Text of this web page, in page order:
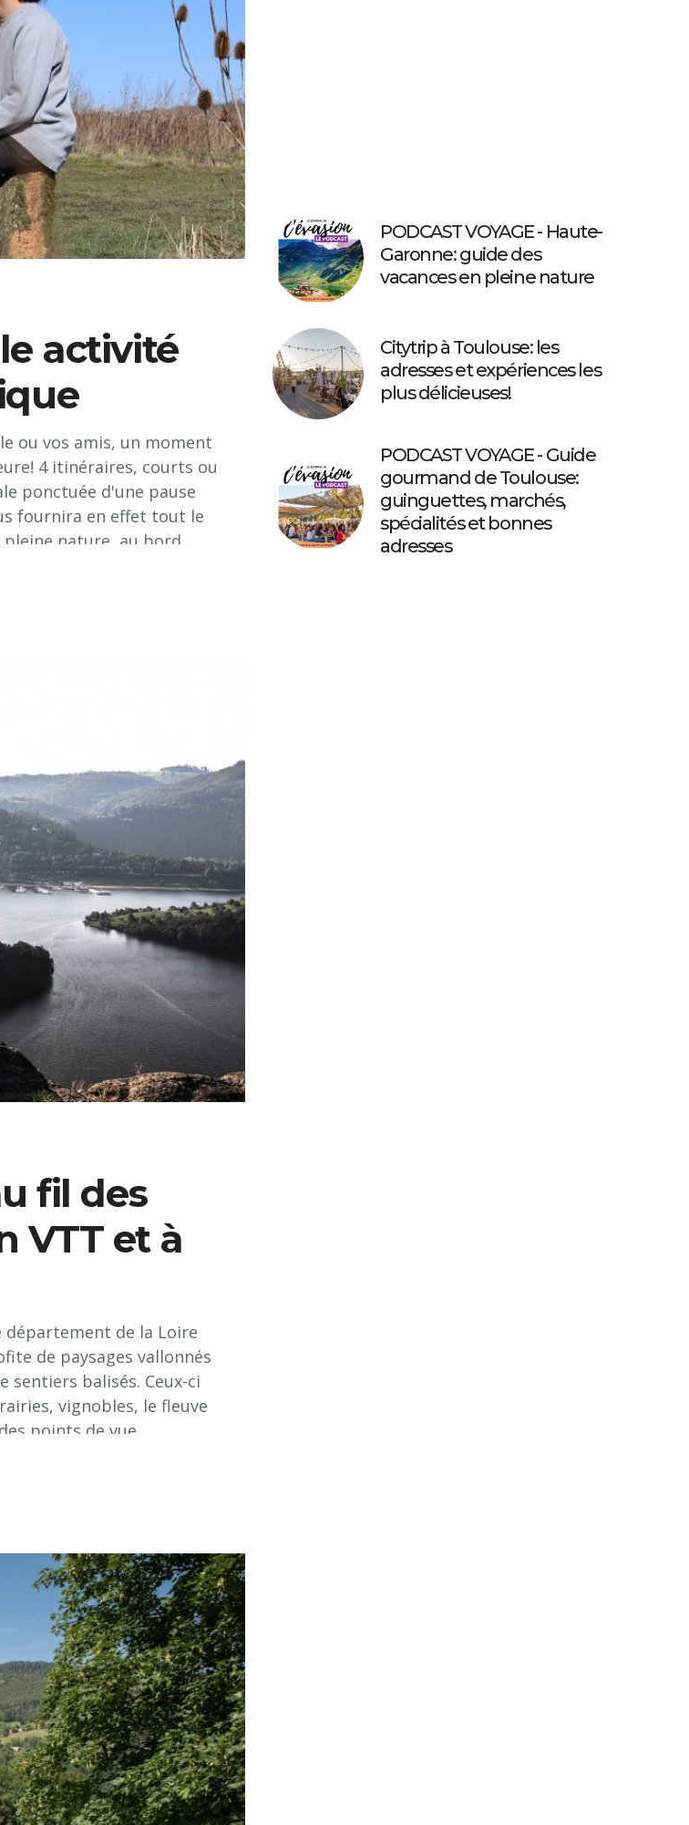
activité
ou vos amis, un moment
4 itinéraires, courts ou
ponctuée d'une pause
fournira en effet tout le
nature, au bord...
fil des
VTT et à
département de la Loire
de paysages vallonnés
sentiers balisés. Ceux-ci
vignobles, le fleuve
points de vue...
PODCAST VOYAGE - Haute-
Garonne: guide des
vacances en pleine nature
Citytrip à Toulouse: les
adresses et expériences les
plus délicieuses!
PODCAST VOYAGE - Guide
gourmand de Toulouse:
guinguettes, marchés,
spécialités et bonnes
adresses